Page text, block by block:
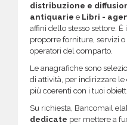
distribuzione e
antiquarie e Libri -
affini dello stesso settore.
proporre forniture, servizi
operatori del comparto.
Le anagrafiche sono
di attività, per indirizzare
più coerenti con i tuoi
Su richiesta, Bancomail
dedicate per mettere a